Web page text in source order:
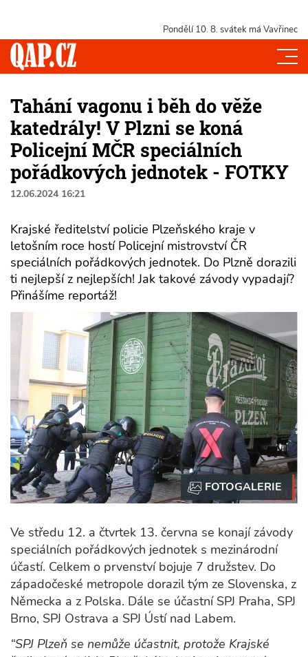
Pondělí 10. 8. svátek má Vavřinec
Tahání vagonu i běh do věže
katedrály! V Plzni se koná
Policejní MČR speciálních
pořádkových jednotek - FOTKY
12.06.2024 16:21
Krajské ředitelství policie Plzeňského kraje v
letošním roce hostí Policejní mistrovství ČR
speciálních pořádkových jednotek. Do Plzně dorazili
ti nejlepší z nejlepších! Jak takové závody vypadají?
Přinášíme reportáž!
Ve středu 12. a čtvrtek 13. června se konají závody
speciálních pořádkových jednotek s mezinárodní
účastí. Celkem o prvenství bojuje 7 družstev. Do
západočeské metropole dorazil tým ze Slovenska, z
Německa a z Polska. Dále se účastní SPJ Praha, SPJ
Brno, SPJ Ostrava a SPJ Ústí nad Labem.
“SPJ Plzeň se nemůže účastnit, protože Krajské